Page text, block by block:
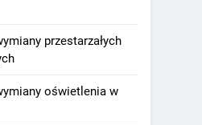
przestarzałych
oświetlenia w